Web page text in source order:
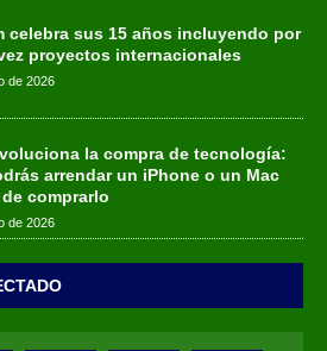
celebra sus 15 años incluyendo por
proyectos internacionales
de 2026
la compra de tecnología:
arrendar un iPhone o un Mac
comprarlo
de 2026